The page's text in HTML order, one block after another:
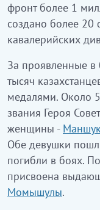
фронт более 1
создано более 20
кавалерийских
За проявленные в
тысяч
медалями. Около
звания Героя
женщины -
Обе девушки
погибли в боях.
присвоена
Момышулы.